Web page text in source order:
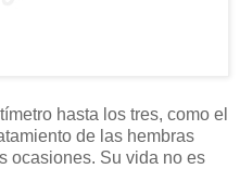
hasta los tres, como el
de las hembras
ocasiones. Su vida no es